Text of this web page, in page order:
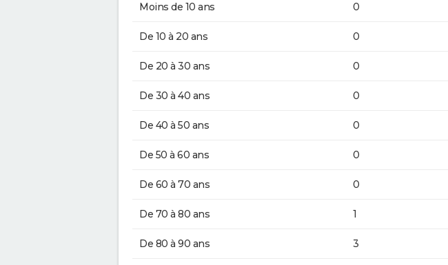
Moins de 10 ans 0
De 10 à 20 ans 0
De 20 à 30 ans 0
De 30 à 40 ans 0
De 40 à 50 ans 0
De 50 à 60 ans 0
De 60 à 70 ans 0
De 70 à 80 ans 1
De 80 à 90 ans 3